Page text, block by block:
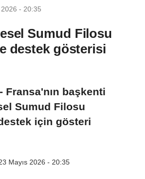
2026 - 20:35
Sumud Filosu
destek gösterisi
Fransa'nın başkenti
Sumud Filosu
için gösteri
Mayıs 2026 - 20:35